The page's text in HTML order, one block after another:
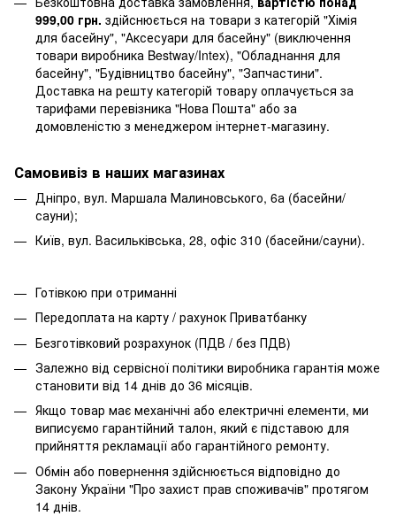
999,00 грн. здійснюється на товари з категорій "Хімія
для басейну", "Аксесуари для басейну" (виключення
товари виробника Bestway/Intex), "Обладнання для
басейну", "Будівництво басейну", "Запчастини".
Доставка на решту категорій товару оплачується за
тарифами перевізника "Нова Пошта" або за
домовленістю з менеджером інтернет-магазину.
Самовивіз в наших магазинах
Дніпро, вул. Маршала Малиновського, 6а (басейни/
сауни);
Київ, вул. Васильківська, 28, офіс 310 (басейни/сауни).
Готівкою при отриманні
Передоплата на карту / рахунок Приватбанку
Безготівковий розрахунок (ПДВ / без ПДВ)
Залежно від сервісної політики виробника гарантія може
становити від 14 днів до 36 місяців.
Якщо товар має механічні або електричні елементи, ми
виписуємо гарантійний талон, який є підставою для
прийняття рекламації або гарантійного ремонту.
Обмін або повернення здійснюється відповідно до
Закону України "Про захист прав споживачів" протягом
14 днів.